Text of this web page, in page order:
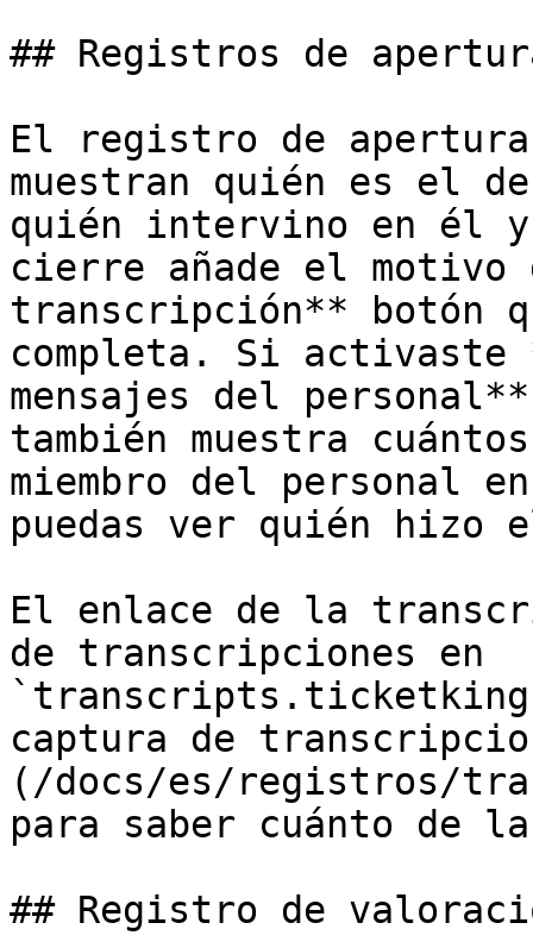
## Registros de
El registro de
muestran quién es el
quién intervino en él
cierre añade el
transcripción** botón
completa. Si activaste
mensajes del
también muestra
miembro del personal
puedas ver quién hizo
El enlace de la
de transcripciones en
captura de
(/docs/es/registros/
para saber cuánto de
## Registro de